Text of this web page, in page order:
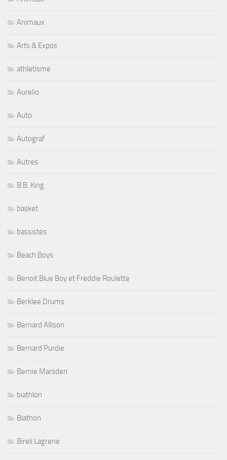
Animaux
Arts & Expos
athletisme
Aurelio
Auto
Autograf
Autres
B.B. King
basket
bassistes
Beach Boys
Benoit Blue Boy et Freddie Roulette
Berklee Drums
Bernard Allison
Bernard Purdie
Bernie Marsden
biathlon
Biathon
Bireli Lagrene